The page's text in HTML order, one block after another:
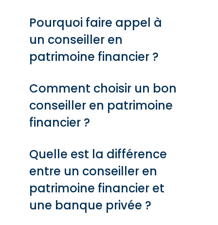
Pourquoi faire appel à
un conseiller en
patrimoine financier ?
Comment choisir un bon
conseiller en patrimoine
financier ?
Quelle est la différence
entre un conseiller en
patrimoine financier et
une banque privée ?